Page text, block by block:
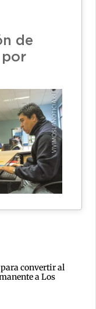
de
por
convertir al
a Los